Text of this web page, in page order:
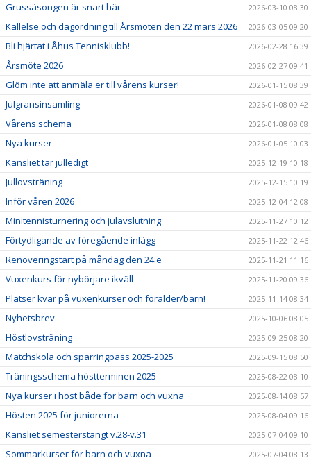
Grussäsongen är snart här 2026-03-10 08:30
Kallelse och dagordning till Årsmöten den 22 mars 2026 2026-03-05 09:20
Bli hjärtat i Åhus Tennisklubb! 2026-02-28 16:39
Årsmöte 2026 2026-02-27 09:41
Glöm inte att anmäla er till vårens kurser! 2026-01-15 08:39
Julgransinsamling 2026-01-08 09:42
Vårens schema 2026-01-08 08:08
Nya kurser 2026-01-05 10:03
Kansliet tar julledigt 2025-12-19 10:18
Jullovsträning 2025-12-15 10:19
Inför våren 2026 2025-12-04 12:08
Minitennisturnering och julavslutning 2025-11-27 10:12
Förtydligande av föregående inlägg 2025-11-22 12:46
Renoveringstart på måndag den 24:e 2025-11-21 11:16
Vuxenkurs för nybörjare ikväll 2025-11-20 09:36
Platser kvar på vuxenkurser och förälder/barn! 2025-11-14 08:34
Nyhetsbrev 2025-10-06 08:05
Höstlovsträning 2025-09-25 08:20
Matchskola och sparringpass 2025-2025 2025-09-15 08:50
Träningsschema höstterminen 2025 2025-08-22 08:10
Nya kurser i höst både för barn och vuxna 2025-08-14 08:57
Hösten 2025 för juniorerna 2025-08-04 09:16
Kansliet semesterstängt v.28-v.31 2025-07-04 09:10
Sommarkurser för barn och vuxna 2025-07-04 08:13